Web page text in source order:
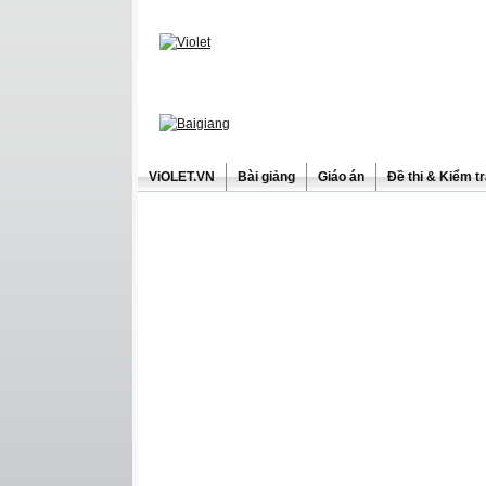
ViOLET.VN Bài giảng Giáo án Đề thi & Kiểm